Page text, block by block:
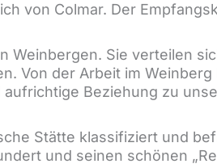
von Colmar. Der
Weinbergen. Sie verteilen
Von der Arbeit im
Beziehung zu
Stätte klassifiziert und
und seinen schönen